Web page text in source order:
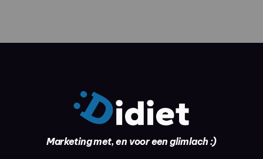
Marketing met, en voor een glimlach :)